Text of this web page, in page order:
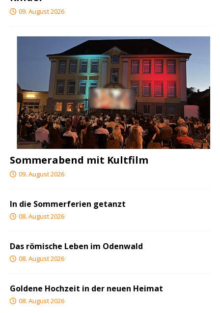
09. August 2026
Sommerabend mit Kultfilm
09. August 2026
In die Sommerferien getanzt
08. August 2026
Das römische Leben im Odenwald
08. August 2026
Goldene Hochzeit in der neuen Heimat
08. August 2026